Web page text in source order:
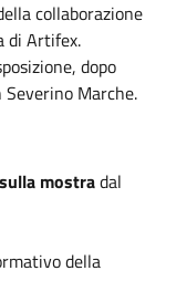
collaborazione
di Artifex.
dopo
Severino Marche.
mostradal
della